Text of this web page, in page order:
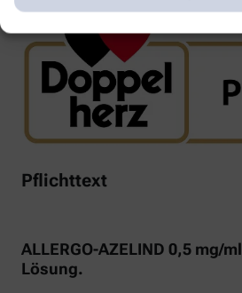
Pflichttext
ALLERGO-AZELIND 0,5 mg/
Lösung.